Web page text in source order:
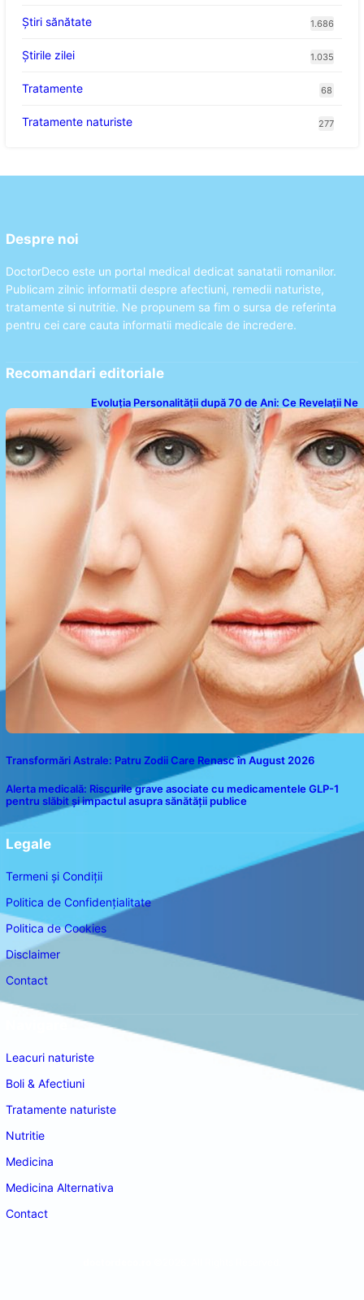
Ştiri sănătate 1.686
Știrile zilei 1.035
Tratamente 68
Tratamente naturiste 277
Despre noi
DoctorDeco este un portal medical dedicat sanatatii romanilor.
Publicam zilnic informatii despre afectiuni, remedii naturiste,
tratamente si nutritie. Ne propunem sa fim o sursa de referinta
pentru cei care cauta informatii medicale de incredere.
Recomandari editoriale
Evoluția Personalității după 70 de Ani: Ce Revelații Ne
Oferă Studiile Psihologice
Transformări Astrale: Patru Zodii Care Renasc în August 2026
Alerta medicală: Riscurile grave asociate cu medicamentele GLP-1
pentru slăbit și impactul asupra sănătății publice
Legale
Termeni și Condiții
Politica de Confidențialitate
Politica de Cookies
Disclaimer
Contact
Leacuri naturiste
Boli & Afectiuni
Tratamente naturiste
Nutritie
Medicina
Medicina Alternativa
Contact